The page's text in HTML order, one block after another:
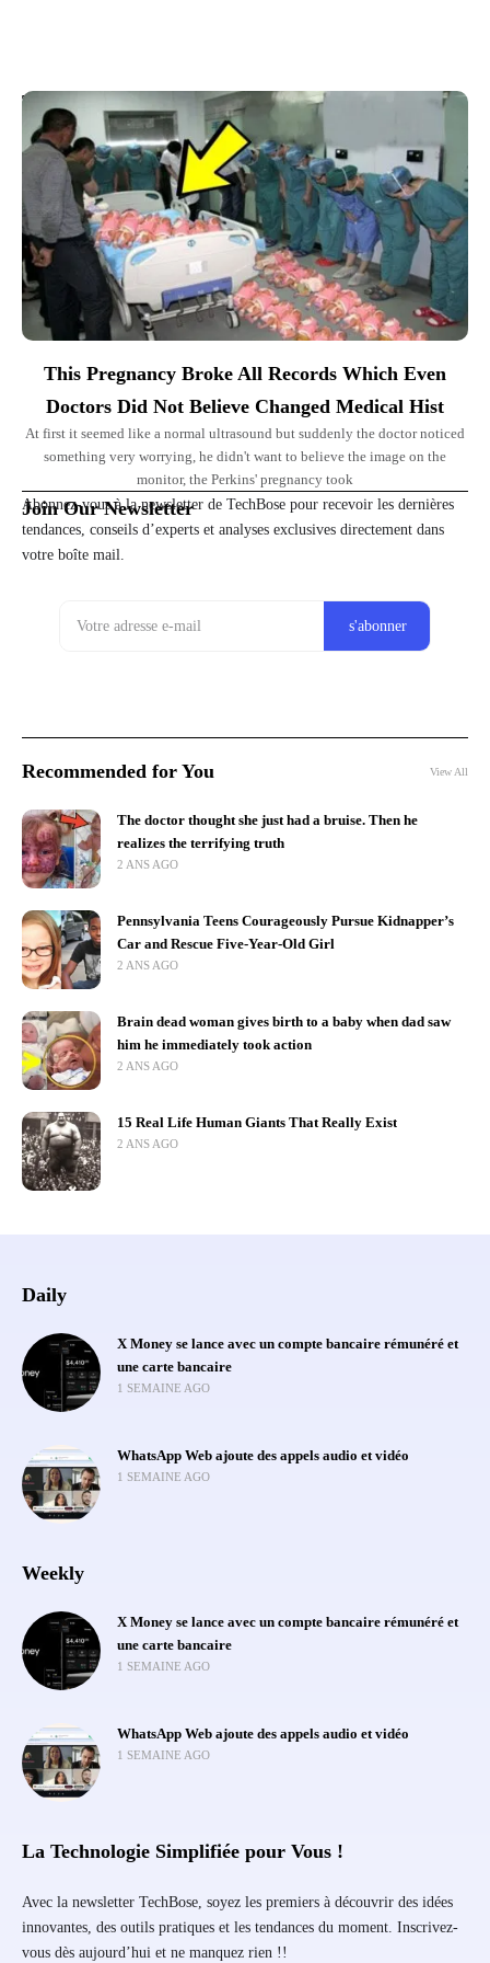
Top Picks for You
This Pregnancy Broke All Records Which Even
Doctors Did Not Believe Changed Medical Hist
At first it seemed like a normal ultrasound but suddenly the doctor noticed
something very worrying, he didn't want to believe the image on the
monitor, the Perkins' pregnancy took
Join Our Newsletter
Abonnez-vous à la newsletter de TechBose pour recevoir les dernières
tendances, conseils d’experts et analyses exclusives directement dans
votre boîte mail.
Recommended for You View All
The doctor thought she just had a bruise. Then he
realizes the terrifying truth
2 ANS AGO
Pennsylvania Teens Courageously Pursue Kidnapper’s
Car and Rescue Five-Year-Old Girl
2 ANS AGO
Brain dead woman gives birth to a baby when dad saw
him he immediately took action
2 ANS AGO
15 Real Life Human Giants That Really Exist
2 ANS AGO
Daily
X Money se lance avec un compte bancaire rémunéré et
une carte bancaire
1 SEMAINE AGO
WhatsApp Web ajoute des appels audio et vidéo
1 SEMAINE AGO
Weekly
X Money se lance avec un compte bancaire rémunéré et
une carte bancaire
1 SEMAINE AGO
WhatsApp Web ajoute des appels audio et vidéo
1 SEMAINE AGO
La Technologie Simplifiée pour Vous !
Avec la newsletter TechBose, soyez les premiers à découvrir des idées
innovantes, des outils pratiques et les tendances du moment. Inscrivez-
vous dès aujourd’hui et ne manquez rien !!